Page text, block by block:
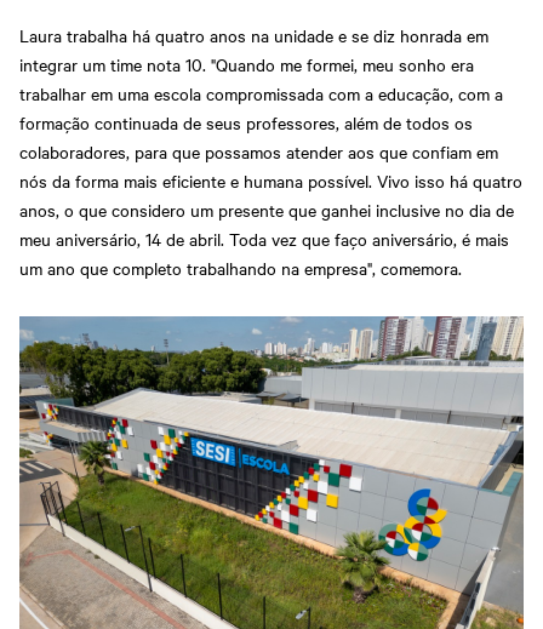
Laura trabalha há quatro anos na unidade e se diz honrada em
integrar um time nota 10. "Quando me formei, meu sonho era
trabalhar em uma escola compromissada com a educação, com a
formação continuada de seus professores, além de todos os
colaboradores, para que possamos atender aos que confiam em
nós da forma mais eficiente e humana possível. Vivo isso há quatro
anos, o que considero um presente que ganhei inclusive no dia de
meu aniversário, 14 de abril. Toda vez que faço aniversário, é mais
um ano que completo trabalhando na empresa", comemora.